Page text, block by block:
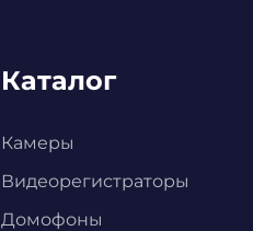
Каталог
Камеры
Видеорегистраторы
Домофоны